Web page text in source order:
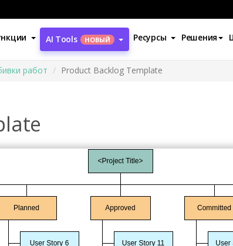
AI Tools НОВЫЙ Ресурсы Решения
работ Product Backlog Template